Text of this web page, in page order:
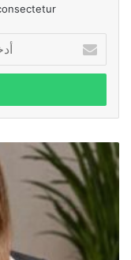
بريدك
الإلكتروني
البنك
الزراعي
يوزع
الأضاحي